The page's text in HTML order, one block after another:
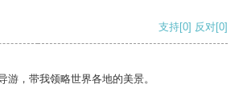
支持[0] 反对[0]
游，带我领略世界各地的美景。